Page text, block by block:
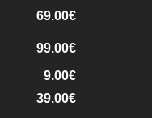
69.00€
99.00€
9.00€
39.00€